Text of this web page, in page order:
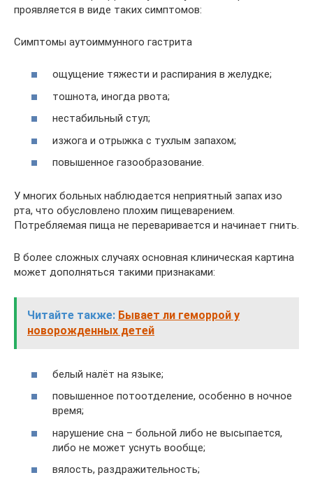
проявляется в виде таких симптомов:
Симптомы аутоиммунного гастрита
ощущение тяжести и распирания в желудке;
тошнота, иногда рвота;
нестабильный стул;
изжога и отрыжка с тухлым запахом;
повышенное газообразование.
У многих больных наблюдается неприятный запах изо
рта, что обусловлено плохим пищеварением.
Потребляемая пища не переваривается и начинает гнить.
В более сложных случаях основная клиническая картина
может дополняться такими признаками:
Читайте также: Бывает ли геморрой у
новорожденных детей
белый налёт на языке;
повышенное потоотделение, особенно в ночное
время;
нарушение сна – больной либо не высыпается,
либо не может уснуть вообще;
вялость, раздражительность;